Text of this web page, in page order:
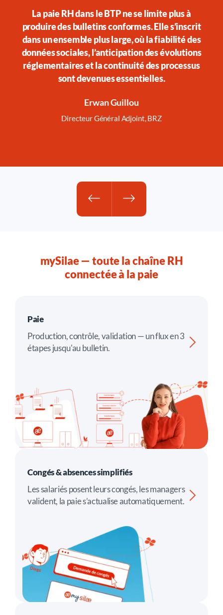
La paie RH dans le BTP ne se limite plus à
produire des bulletins conformes. Elle s’inscrit
dans un ensemble plus large, où la fiabilité des
données sociales, l’anticipation des évolutions
réglementaires et la continuité des processus
sont devenues essentielles.
Erwan Guillou
Directeur Général Adjoint, BRZ
mySilae — toute la chaîne RH
connectée à la paie
Paie
Production, contrôle, validation — un flux en 3
étapes jusqu'au bulletin.
Congés & absences simplifiés
Les salariés posent leurs congés, les managers
valident, la paie s’actualise automatiquement.